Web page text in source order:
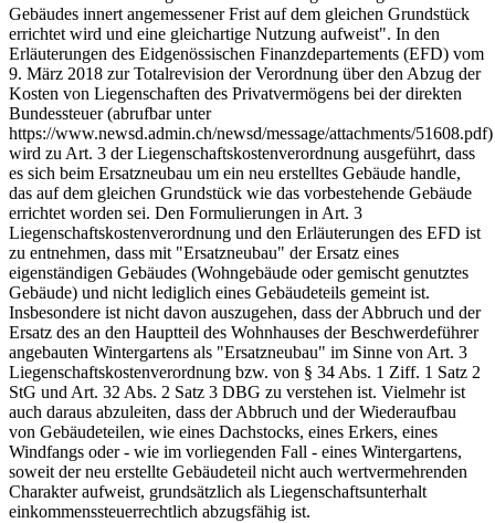
Gebäudes innert angemessener Frist auf dem gleichen Grundstück
errichtet wird und eine gleichartige Nutzung aufweist". In den
Erläuterungen des Eidgenössischen Finanzdepartements (EFD) vom
9. März 2018 zur Totalrevision der Verordnung über den Abzug der
Kosten von Liegenschaften des Privatvermögens bei der direkten
Bundessteuer (abrufbar unter
https://www.newsd.admin.ch/newsd/message/attachments/51608.pdf)
wird zu Art. 3 der Liegenschaftskostenverordnung ausgeführt, dass
es sich beim Ersatzneubau um ein neu erstelltes Gebäude handle,
das auf dem gleichen Grundstück wie das vorbestehende Gebäude
errichtet worden sei. Den Formulierungen in Art. 3
Liegenschaftskostenverordnung und den Erläuterungen des EFD ist
zu entnehmen, dass mit "Ersatzneubau" der Ersatz eines
eigenständigen Gebäudes (Wohngebäude oder gemischt genutztes
Gebäude) und nicht lediglich eines Gebäudeteils gemeint ist.
Insbesondere ist nicht davon auszugehen, dass der Abbruch und der
Ersatz des an den Hauptteil des Wohnhauses der Beschwerdeführer
angebauten Wintergartens als "Ersatzneubau" im Sinne von Art. 3
Liegenschaftskostenverordnung bzw. von § 34 Abs. 1 Ziff. 1 Satz 2
StG und Art. 32 Abs. 2 Satz 3 DBG zu verstehen ist. Vielmehr ist
auch daraus abzuleiten, dass der Abbruch und der Wiederaufbau
von Gebäudeteilen, wie eines Dachstocks, eines Erkers, eines
Windfangs oder - wie im vorliegenden Fall - eines Wintergartens,
soweit der neu erstellte Gebäudeteil nicht auch wertvermehrenden
Charakter aufweist, grundsätzlich als Liegenschaftsunterhalt
einkommenssteuerrechtlich abzugsfähig ist.